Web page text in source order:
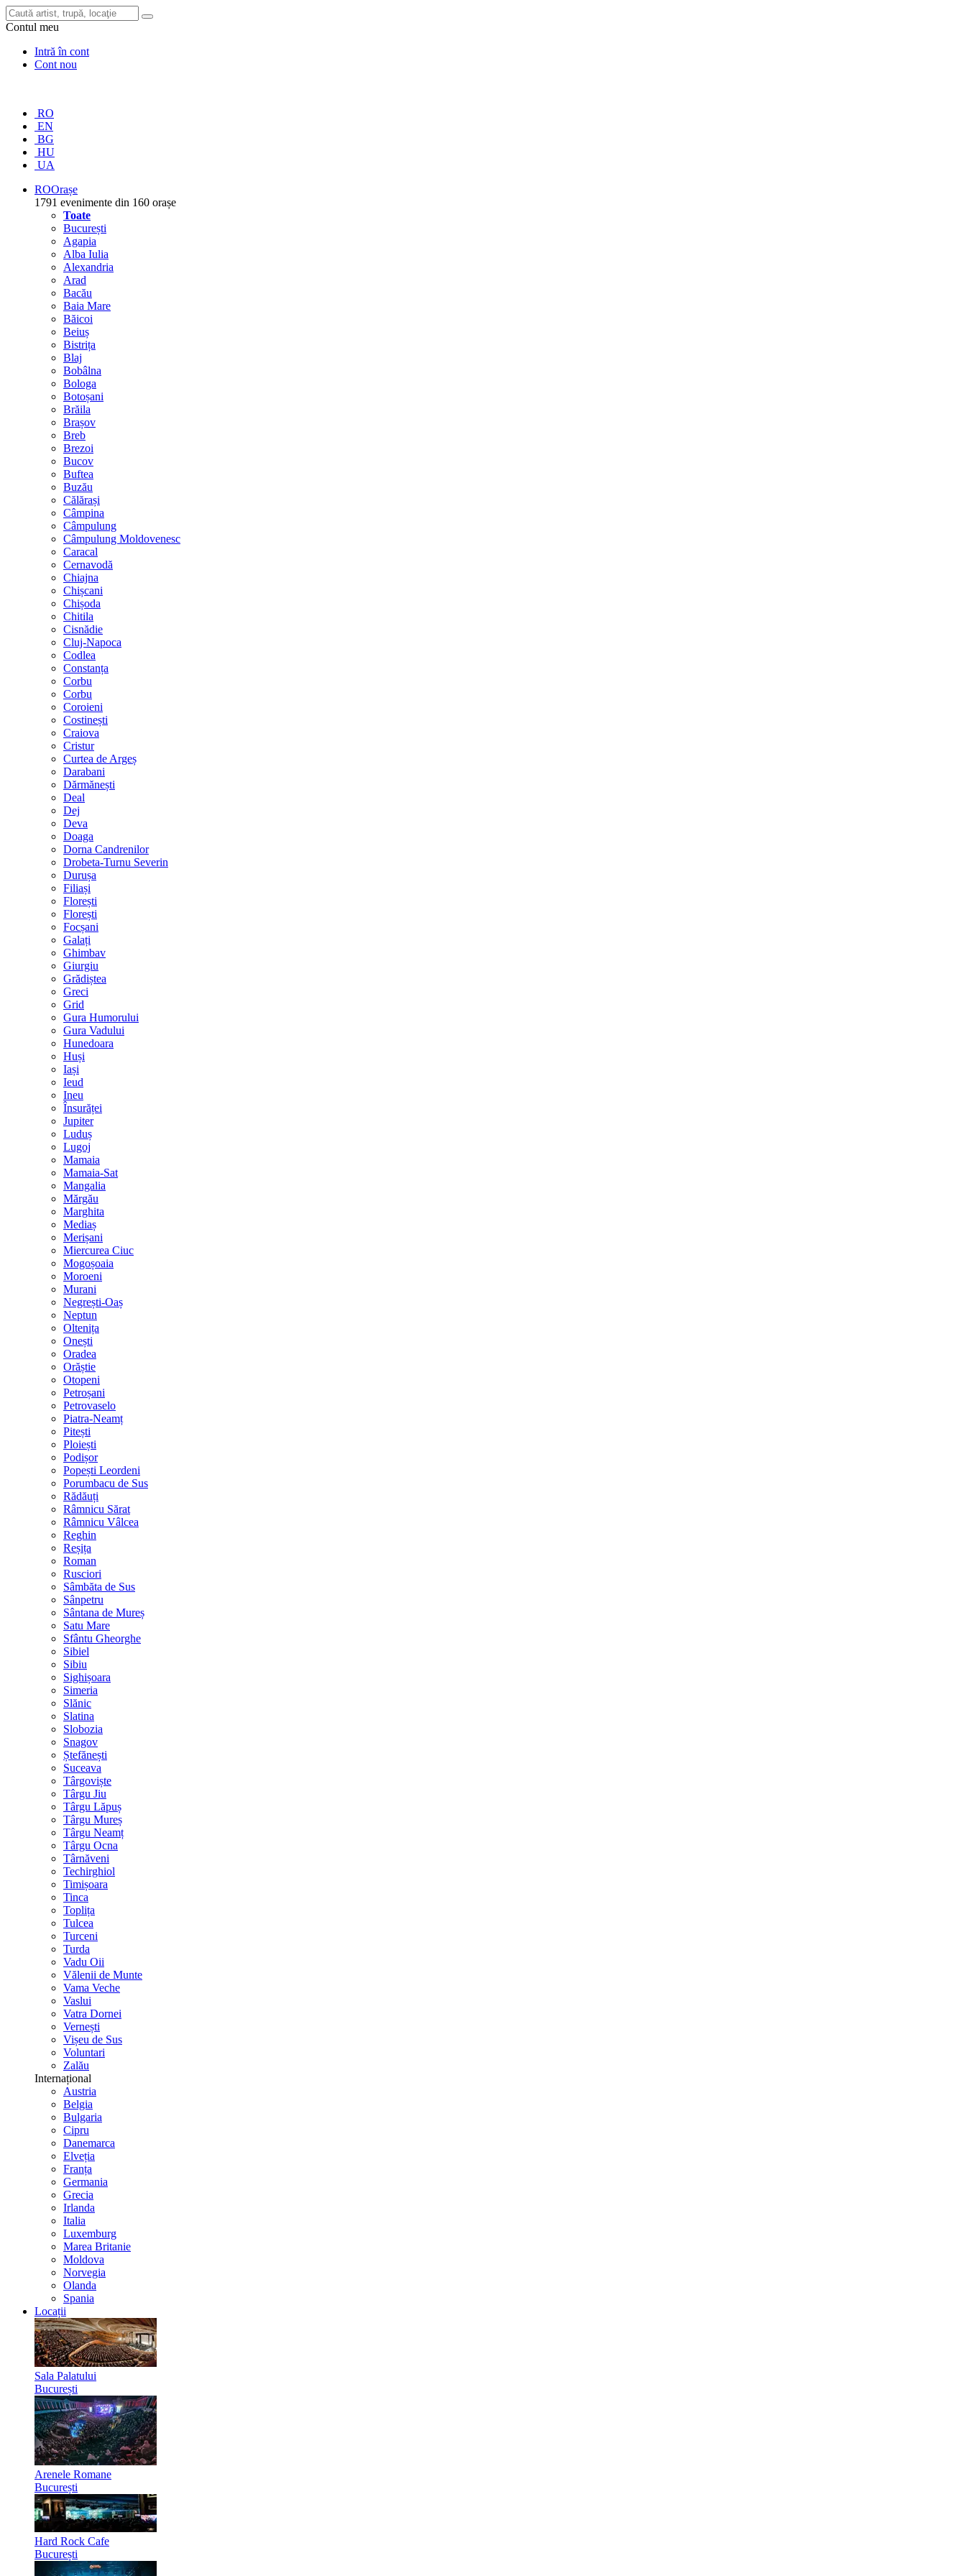
Contul meu
Intră în cont
Cont nou
RO
EN
BG
HU
UA
ROOrașe
1791 evenimente din 160 orașe
Toate
București
Agapia
Alba Iulia
Alexandria
Arad
Bacău
Baia Mare
Băicoi
Beiuș
Bistrița
Blaj
Bobâlna
Bologa
Botoșani
Brăila
Brașov
Breb
Brezoi
Bucov
Buftea
Buzău
Călărași
Câmpina
Câmpulung
Câmpulung Moldovenesc
Caracal
Cernavodă
Chiajna
Chișcani
Chișoda
Chitila
Cisnădie
Cluj-Napoca
Codlea
Constanța
Corbu
Corbu
Coroieni
Costinești
Craiova
Cristur
Curtea de Argeș
Darabani
Dărmănești
Deal
Dej
Deva
Doaga
Dorna Candrenilor
Drobeta-Turnu Severin
Durușa
Filiași
Florești
Florești
Focșani
Galați
Ghimbav
Giurgiu
Grădiștea
Greci
Grid
Gura Humorului
Gura Vadului
Hunedoara
Huși
Iași
Ieud
Ineu
Însurăței
Jupiter
Luduș
Lugoj
Mamaia
Mamaia-Sat
Mangalia
Mărgău
Marghita
Mediaș
Merișani
Miercurea Ciuc
Mogoșoaia
Moroeni
Murani
Negrești-Oaș
Neptun
Oltenița
Onești
Oradea
Orăștie
Otopeni
Petroșani
Petrovaselo
Piatra-Neamț
Pitești
Ploiești
Podișor
Popești Leordeni
Porumbacu de Sus
Rădăuți
Râmnicu Sărat
Râmnicu Vâlcea
Reghin
Reșița
Roman
Rusciori
Sâmbăta de Sus
Sânpetru
Sântana de Mureș
Satu Mare
Sfântu Gheorghe
Sibiel
Sibiu
Sighișoara
Simeria
Slănic
Slatina
Slobozia
Snagov
Ștefănești
Suceava
Târgoviște
Târgu Jiu
Târgu Lăpuș
Târgu Mureș
Târgu Neamț
Târgu Ocna
Târnăveni
Techirghiol
Timișoara
Tinca
Toplița
Tulcea
Turceni
Turda
Vadu Oii
Vălenii de Munte
Vama Veche
Vaslui
Vatra Dornei
Vernești
Vișeu de Sus
Voluntari
Zalău
Internațional
Austria
Belgia
Bulgaria
Cipru
Danemarca
Elveția
Franța
Germania
Grecia
Irlanda
Italia
Luxemburg
Marea Britanie
Moldova
Norvegia
Olanda
Spania
Locații
Sala Palatului
București
Arenele Romane
București
Hard Rock Cafe
București